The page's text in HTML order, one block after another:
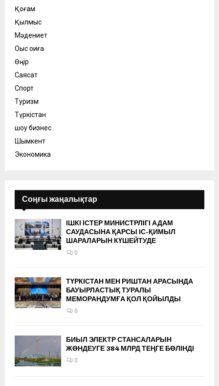
Қоғам
Қылмыс
Мәдениет
Оқыс оқиға
Өңір
Саясат
Спорт
Туризм
Түркістан
шоу бизнес
Шымкент
Экономика
Соңғы жаңалықтар
ІШКІ ІСТЕР МИНИСТРЛІГІ АДАМ
САУДАСЫНА ҚАРСЫ ІС-ҚИМЫЛ
ШАРАЛАРЫН КҮШЕЙТУДЕ
0
ТҮРКІСТАН МЕН РИШТАН АРАСЫНДА
БАУЫРЛАСТЫҚ ТУРАЛЫ
МЕМОРАНДУМҒА ҚОЛ ҚОЙЫЛДЫ
0
БИЫЛ ЭЛЕКТР СТАНСАЛАРЫН
ЖӨНДЕУГЕ 384 МЛРД ТЕҢГЕ БӨЛІНДІ
0